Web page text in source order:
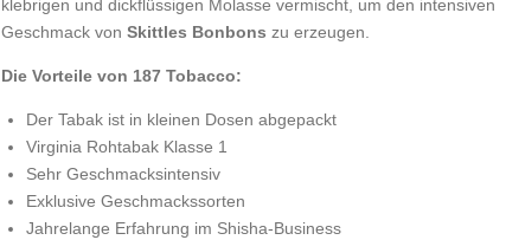
klebrigen und dickflüssigen Molasse vermischt, um den intensiven
Geschmack von Skittles Bonbons zu erzeugen.
Die Vorteile von 187 Tobacco:
Der Tabak ist in kleinen Dosen abgepackt
Virginia Rohtabak Klasse 1
Sehr Geschmacksintensiv
Exklusive Geschmackssorten
Jahrelange Erfahrung im Shisha-Business